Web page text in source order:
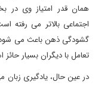
همان قدر امتیاز وی در
اجتماعی بالاتر می
گشودگی ذهن باعث می شود
تعامل با دیگران بسیار
در عین حال، یادگیری زبان